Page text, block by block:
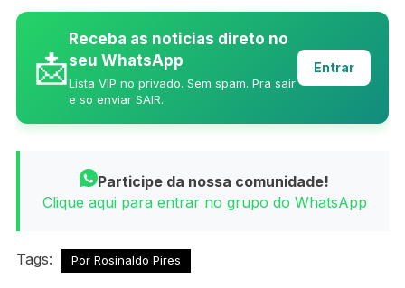
📩
Receba as noticias direto no
seu WhatsApp
Lista VIP no privado. Sem spam. Pra sair
e so enviar SAIR.
Entrar
Participe da nossa comunidade!
Clique aqui para entrar no grupo do WhatsApp
Tags: Por Rosinaldo Pires